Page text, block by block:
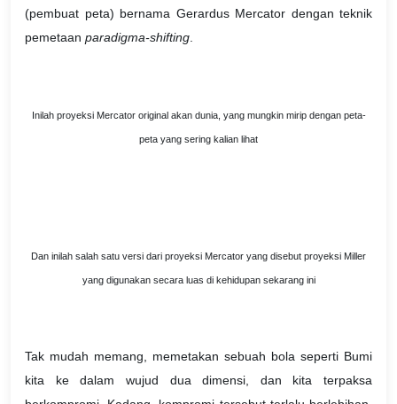
(pembuat peta) bernama Gerardus Mercator dengan teknik
pemetaan paradigma-shifting
Inilah proyeksi Mercator original akan dunia, yang mungkin mirip dengan peta-
peta yang sering kalian lihat
Dan inilah salah satu versi dari proyeksi Mercator yang disebut proyeksi Miller
yang digunakan secara luas di kehidupan sekarang ini
Tak mudah memang, memetakan sebuah bola seperti Bumi
kita ke dalam wujud dua dimensi, dan kita terpaksa